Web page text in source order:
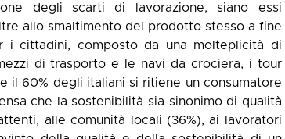
degli scarti di lavorazione, siano essi
allo smaltimento del prodotto stesso a fine
i cittadini, composto da una molteplicità di
di trasporto e le navi da crociera, i tour
il 60% degli italiani si ritiene un consumatore
che la sostenibilità sia sinonimo di qualità
alle comunità locali (36%), ai lavoratori